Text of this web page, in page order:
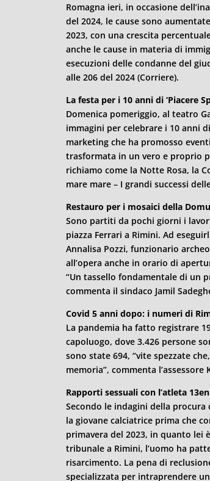
Romagna ieri, in occasione
del 2024, le cause sono
2023, con una crescita
anche le cause in materia di
esecuzioni delle condanne del
alle 206 del 2024 (Corriere).
La festa per i 10 anni di ‘Piacere
Domenica pomeriggio, al teatro
immagini per celebrare i 10 anni
marketing che ha promosso
trasformata in un vero e proprio
richiamo come la Notte Rosa, la
mare mare – I grandi successi
Restauro per i mosaici della
Sono partiti da pochi giorni i
piazza Ferrari a Rimini. Ad
Annalisa Pozzi, funzionario
all’opera anche in orario di
“Un tassello fondamentale di un
commenta il sindaco Jamil
Covid 5 anni dopo: i numeri di
La pandemia ha fatto registrare
capoluogo, dove 3.426 persone
sono state 694, “vite spezzate
memoria”, commenta
Rapporti sessuali con l’atleta
Secondo le indagini della procura
la giovane calciatrice prima che
primavera del 2023, in quanto lei
tribunale a Rimini, l’uomo ha
risarcimento. La pena di
specializzata per intraprendere